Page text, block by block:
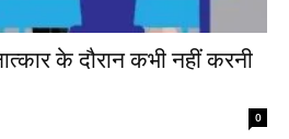
के दौरान कभी नहीं करनी
0